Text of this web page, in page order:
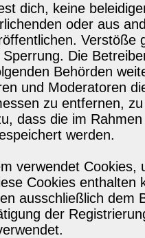
dich, keine
oder aus
Verstöße
Die
Behörden
und Moderatoren
zu entfernen,
dass die im
werden.
verwendet
Cookies enthalten
ausschließlich dem
der